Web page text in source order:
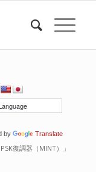
by Translate
復調器（MINT）」